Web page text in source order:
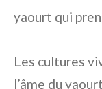
yaourt qui
Les cultures
l’âme du